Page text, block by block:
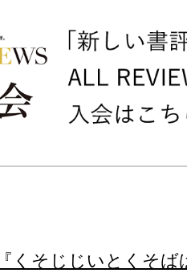
くそじじいとくそ